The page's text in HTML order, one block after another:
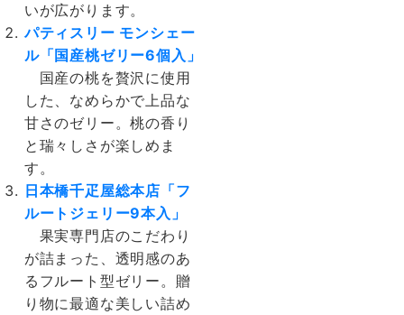
いが広がります。
パティスリー モンシェー
ル「国産桃ゼリー6個入」
国産の桃を贅沢に使用
した、なめらかで上品な
甘さのゼリー。桃の香り
と瑞々しさが楽しめま
す。
日本橋千疋屋総本店「フ
ルートジェリー9本入」
果実専門店のこだわり
が詰まった、透明感のあ
るフルート型ゼリー。贈
り物に最適な美しい詰め